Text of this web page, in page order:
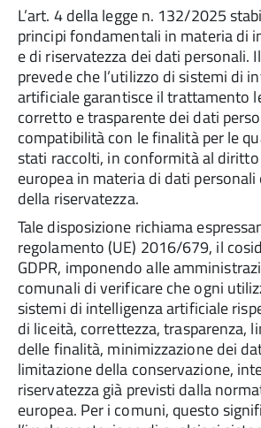
L’art. 4 della legge n. 132/2025
principi fondamentali in materia di
e di riservatezza dei dati personali.
prevede che l’utilizzo di sistemi di
artificiale garantisce il trattamento
corretto e trasparente dei dati
compatibilità con le finalità per le
stati raccolti, in conformità al diritto
europea in materia di dati
della riservatezza.
Tale disposizione richiama
regolamento (UE) 2016/679, il
GDPR, imponendo alle
comunali di verificare che ogni
sistemi di intelligenza artificiale
di liceità, correttezza, trasparenza,
delle finalità, minimizzazione dei
limitazione della conservazione,
riservatezza già previsti dalla
europea. Per i comuni, questo